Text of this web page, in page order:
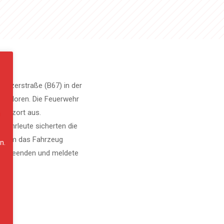
(B67) in der
Die Feuerwehr
aus.
sicherten die
das Fahrzeug
beenden und meldete